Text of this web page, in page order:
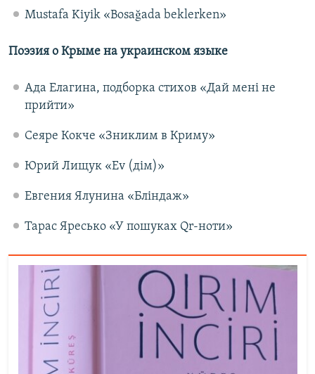
Mustafa Kiyik «Bosağada beklerken»
Поэзия о Крыме на украинском языке
Ада Елагина, подборка стихов «Дай мені не
прийти»
Сеяре Кокче «Зниклим в Криму»
Юрий Лищук «Еv (дім)»
Евгения Ялунина «Бліндаж»
Тарас Яресько «У пошуках Qr-ноти»